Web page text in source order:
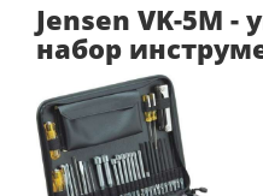
Jensen VK-5M -
набор